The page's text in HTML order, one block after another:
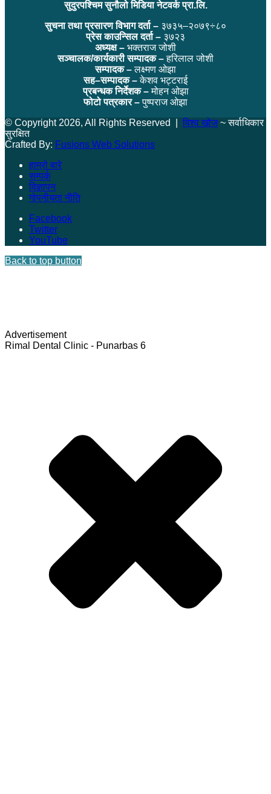
सुदुरपश्चिम सुनौलो मिडिया नेटवर्क प्रा.लि.
सुचना तथा प्रसारण विभाग दर्ता – ३७३५–२०७९÷८०
प्रेस काउन्सिल दर्ता – ३७२३
अध्यक्ष – भक्तराज जोशी
सञ्चालक/कार्यकारी सम्पादक –हरिलाल जोशी
सम्पादक –लक्ष्मण ओझा
सह–सम्पादक –केशव भट्टराई
प्रबन्धक निर्देशक –मोहन ओझा
फोटो पत्रकार –पुष्पराज ओझा
© Copyright 2026, All Rights Reserved | विश्व खोज~ सर्वाधिकार
सुरक्षित
Crafted By: Fusions Web Solutions
हाम्रो बारे
सम्पर्क
विज्ञापन
गोपनीयता नीति
Facebook
Twitter
YouTube
Back to top button
Advertisement
Rimal Dental Clinic - Punarbas 6